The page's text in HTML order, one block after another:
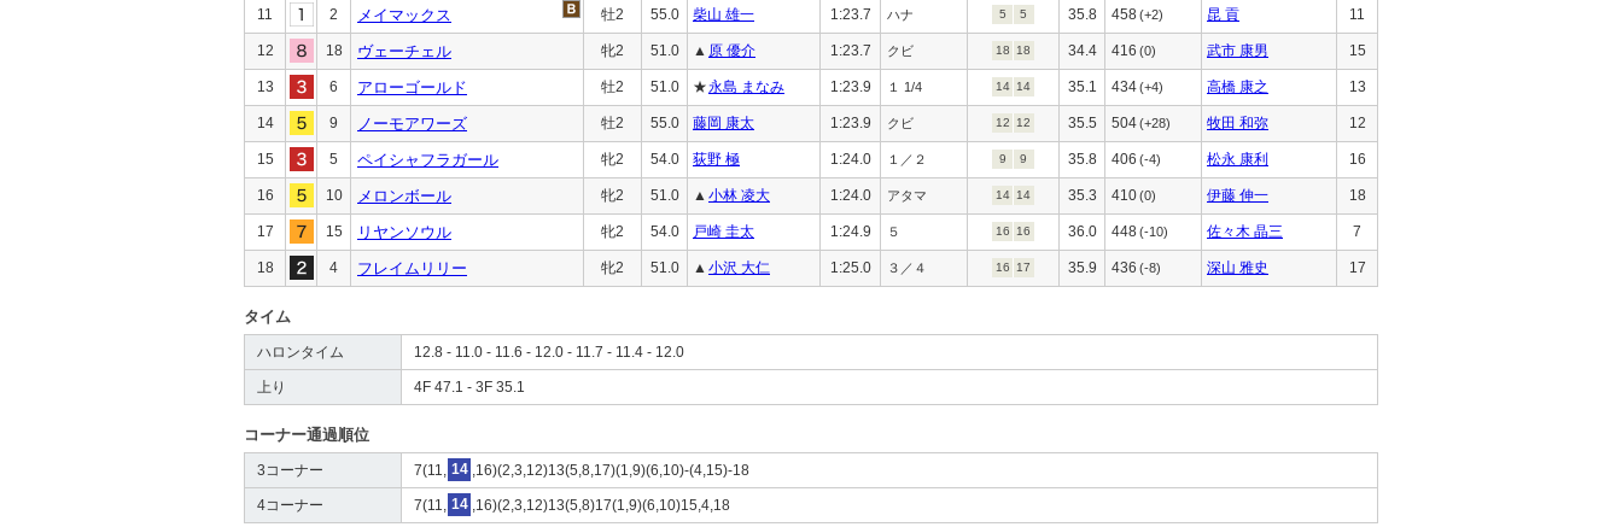
11 2 メイマックス 牡2 55.0 柴山 雄一 1:23.7 ハナ 5 5 35.8 458(+2) 昆 貢 11
12 18 ヴェーチェル 牝2 51.0 ▲ 原 優介 1:23.7 クビ 18 18 34.4 416 (0) 武市 康男 15
13 6 アローゴールド 牡2 51.0 ★永島 まなみ 1:23.9 １ 1/4 14 14 35.1 434(+4) 高橋 康之 13
14 9 ノーモアワーズ 牡2 55.0 藤岡 康太 1:23.9 クビ 12 12 35.5 504(+28) 牧田 和弥 12
15 5 ペイシャフラガール 牝2 54.0 荻野 極 1:24.0 １／２ 9 9 35.8 406 (-4) 松永 康利 16
16 10 メロンボール 牝2 51.0 ▲ 小林 凌大 1:24.0 アタマ 14 14 35.3 410(0) 伊藤 伸一 18
17 15 リヤンソウル 牝2 54.0 戸崎 圭太 1:24.9 ５ 16 16 36.0 448(-10) 佐々木 晶三 7
18 4 フレイムリリー 牝2 51.0 ▲ 小沢 大仁 1:25.0 ３／４ 16 17 35.9 436 (-8) 深山 雅史 17
タイム
ハロンタイム 12.8 - 11.0 - 11.6 - 12.0 - 11.7 - 11.4 - 12.0
上り 4F 47.1 - 3F 35.1
コーナー通過順位
3コーナー 7(11, 14 ,16)(2,3,12)13(5,8,17)(1,9)(6,10)-(4,15)-18
4コーナー 7(11, 14 ,16)(2,3,12)13(5,8)17(1,9)(6,10)15,4,18